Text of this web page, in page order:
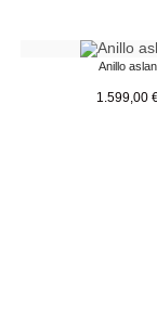
Anillo aslan
1.599,00